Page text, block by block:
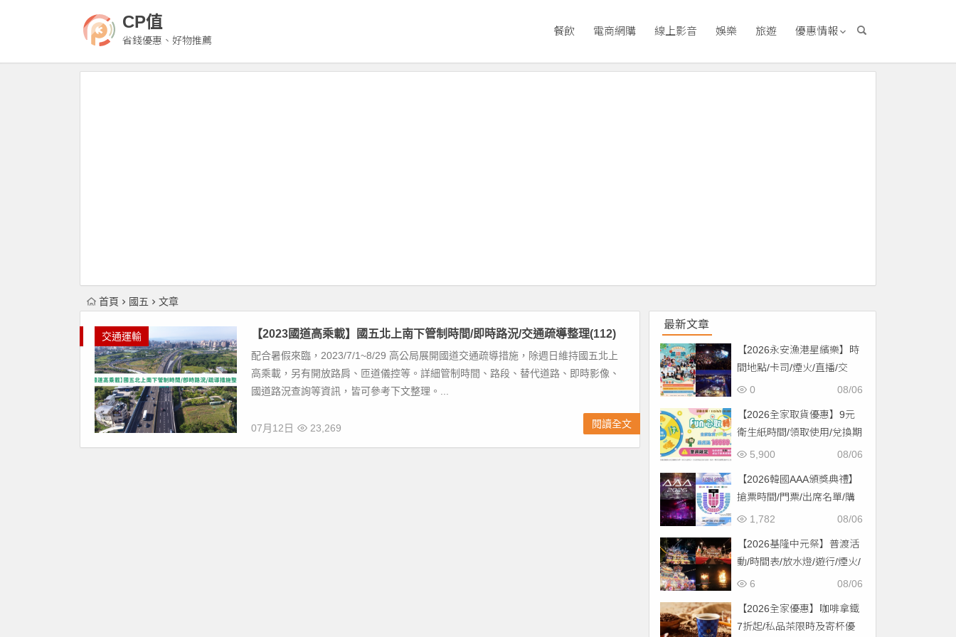
CP值
省錢優惠、好物推薦
餐飲 電商網購 線上影音 娛樂 旅遊 優惠情報
首頁 國五 文章
交通運輸 【2023國道高乘載】國五北上南下管制時間/即時路況/交通疏導整理(112)
配合暑假來臨，2023/7/1~8/29 高公局展開國道交通疏導措施，除週日維持國五北上
高乘載，另有開放路肩、匝道儀控等。詳細管制時間、路段、替代道路、即時影像、
國道路況查詢等資訊，皆可參考下文整理。...
07月12日 23,269 閱讀全文
最新文章
【2026永安漁港星繽樂】時
間地點/卡司/煙火/直播/交
通，免費入場！
08/06
0
【2026全家取貨優惠】9元
衛生紙時間/領取使用/兌換期
限一次看！
08/06
5,900
【2026韓國AAA頒獎典禮】
搶票時間/門票/出席名單/購
票一次看！
08/06
1,782
【2026基隆中元祭】普渡活
動/時間表/放水燈/遊行/煙火/
交通一次看！
08/06
6
【2026全家優惠】咖啡拿鐵
7折起/私品茶限時及寄杯優